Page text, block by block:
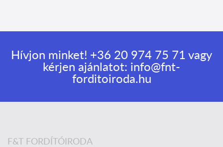
Hívjon minket! +36 20 974 75 71 vagy
kérjen ajánlatot: info@fnt-
forditoiroda.hu
F&T FORDÍTÓIRODA